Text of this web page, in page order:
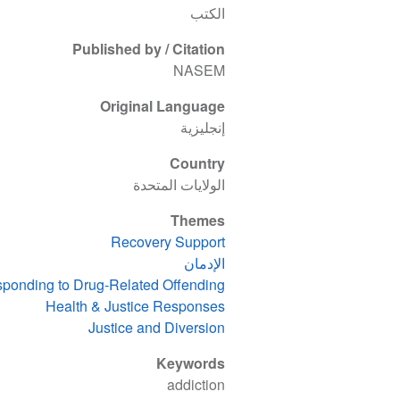
الكتب
Published by / Citation
NASEM
Original Language
إنجليزية
Country
الولايات المتحدة
Themes
Recovery Support
الإدمان
to Drug-Related Offending
Health & Justice Responses
Justice and Diversion
Keywords
addiction